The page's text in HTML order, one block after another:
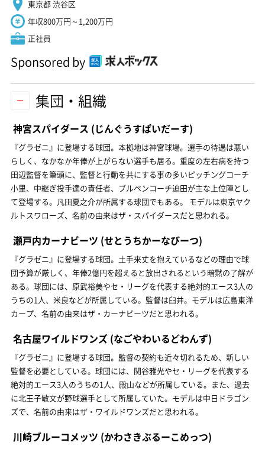
東京都 渋谷区
年収800万円～1,200万円
正社員
Sponsored by
集団・組織
神宮スパイダース (じんぐうすぱいだーす)
『グラゼニ』に登場する球団。本拠地は神宮球場。選手の待遇は悪い
らしく、なかなか年俸が上がらない選手も居る。重度の左右病を持つ
田辺監督を筆頭に、監督と行動を共にする事の多いピッチングコーチ
小里、中継ぎ投手達の責任者、ブルペンコーチ迫田が主な上位陣とし
て登場する。凡田夏之介が所属する球団でもある。 モデルは東京ヤク
ルトスワローズ、名前の由来はザ・スパイダースだと思われる。
瀬戸内カーナビーツ (せとうちかーなびーつ)
『グラゼニ』に登場する球団。土手来丈を抱えているなどの理由で球
団予算が厳しく、年俸2億円を超えると放出されるという暗黙の了解が
ある。球団には、原武裕美やセ・リーグを代表する絶対的エース3人の
うちの1人、米良などが所属している。監督は臼井。モデルは広島東洋
カープ、名前の由来はザ・カーナビーツだと思われる。
名古屋ワイルドワンズ (なごやわいるどわんず)
『グラゼニ』に登場する球団。監督の契約も近々切れるため、新しい
監督を必要としている。球団には、関谷雅光やセ・リーグを代表する
絶対的エース3人のうちの1人、殿山などが所属している。また、過去
に北王子敏文が野球選手として所属していた。モデルは中日ドラゴン
ズで、名前の由来はザ・ワイルドワンズだと思われる。
川崎ブルーコメッツ (かわさきぶるーこめっつ)